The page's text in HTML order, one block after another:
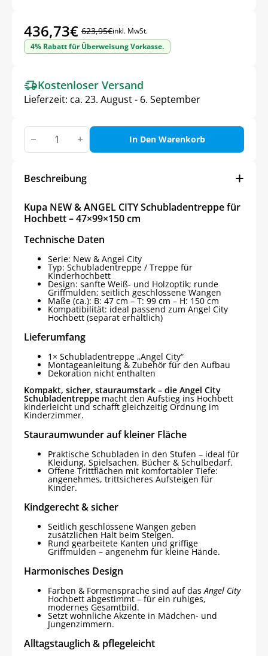
623,95€
Ursprünglicher
Preis
623,95€
436,73€
Aktueller
Preis
436,73€.
inkl. MwSt.
4% Rabatt für Überweisung Vorkasse.
Kostenloser Versand
Lieferzeit: ca. 23. August - 6. September
Kupa
NEW
&
Schubladentreppe
Menge
In Den Warenkorb
Beschreibung
Kupa NEW & ANGEL CITY Schubladentreppe für
Hochbett – 47×99×150 cm
Technische Daten
Serie: New & Angel City
Typ: Schubladentreppe / Treppe für
Kinderhochbett
Design: sanfte Weiß- und Holzoptik; runde
Griffmulden; seitlich geschlossene Wangen
Maße (ca.): B: 47 cm – T: 99 cm – H: 150 cm
Kompatibilität: ideal passend zum Angel City
Hochbett (separat erhältlich)
Lieferumfang
1× Schubladentreppe „Angel City“
Montageanleitung & Zubehör für den Aufbau
Dekoration nicht enthalten
Kompakt, sicher, stauraumstark – die Angel City
Schubladentreppe macht den Aufstieg ins Hochbett
kinderleicht und schafft gleichzeitig Ordnung im
Kinderzimmer.
Stau­raumwunder auf kleiner Fläche
Praktische Schubladen in den Stufen – ideal für
Kleidung, Spielsachen, Bücher & Schulbedarf.
Offene Trittflächen mit komfortabler Tiefe:
angenehmes, trittsicheres Aufsteigen für
Kinder.
Kindgerecht & sicher
Seitlich geschlossene Wangen geben
zusätzlichen Halt beim Steigen.
Rund gearbeitete Kanten und griffige
Griffmulden – angenehm für kleine Hände.
Harmonisches Design
Farben & Formensprache sind auf dasAngel City
Hochbett abgestimmt – für ein ruhiges,
modernes Gesamtbild.
Setzt wohnliche Akzente in Mädchen- und
Jungenzimmern.
Alltagstauglich & pflegeleicht